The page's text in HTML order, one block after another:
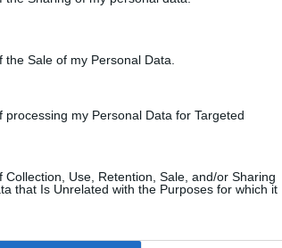
Sale of my Personal Data.
processing my Personal Data for Targeted
Collection, Use, Retention, Sale, and/or Sharing
that Is Unrelated with the Purposes for which it